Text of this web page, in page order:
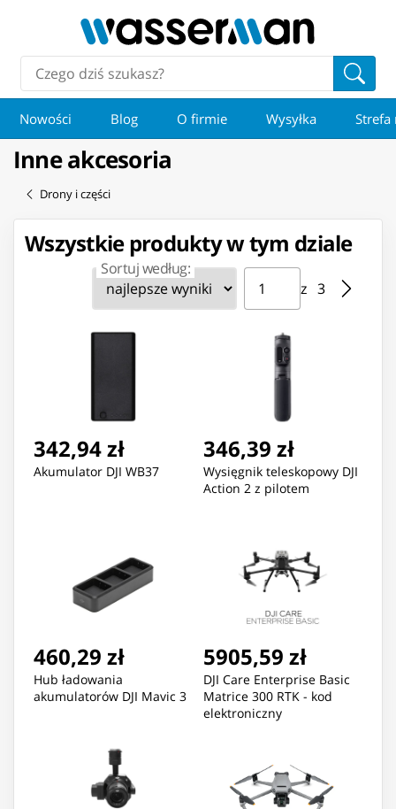
Nowości Blog O firmie Wysyłka Strefa
Inne akcesoria
Drony i części
Wszystkie produkty w tym dziale
Sortuj według: Strona ⁨1⁩ z ⁨3⁩
z ⁨3⁩
Przejdź do strony
342,94 zł
Akumulator DJI WB37
346,39 zł
Wysięgnik teleskopowy DJI
Action 2 z pilotem
460,29 zł
Hub ładowania
akumulatorów DJI Mavic 3
5905,59 zł
DJI Care Enterprise Basic
Matrice 300 RTK - kod
elektroniczny